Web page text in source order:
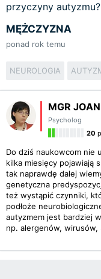
przyczyny autyzmu?
MĘŻCZYZNA
ponad rok temu
NEUROLOGIA
MGR
Psycholog
20
Do dziś naukowcom nie
kilka miesięcy pojawiają
tak naprawdę dalej
genetyczna
też wystąpić czynniki,
podłoże
autyzmem jest bardziej
np. alergenów,